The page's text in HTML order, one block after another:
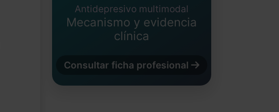
Antidepresivo multimodal
Mecanismo y evidencia
clínica
Consultar ficha profesional